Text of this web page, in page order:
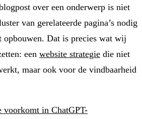
over een onderwerp is niet
van gerelateerde pagina’s nodig
opbouwen. Dat is precies wat wij
een website strategie die niet
maar ook voor de vindbaarheid
voorkomt in ChatGPT-